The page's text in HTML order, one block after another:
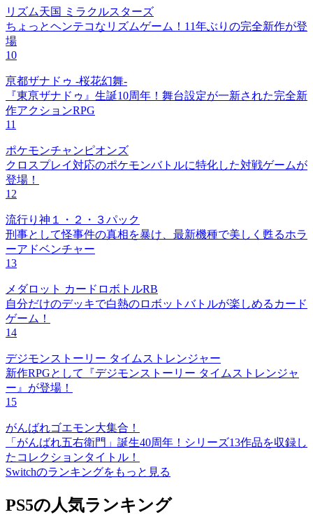
リズム天国 ミラクルスターズ
ちょっとヘンテコなリズムゲーム！11年ぶりの完全新作が登
場
10
亰都ザナドゥ -桜花幻舞-
『東亰ザナドゥ』生誕10周年！舞台設定が一新された完全新
作アクションRPG
11
ポケモンチャンピオンズ
クロスプレイ対応のポケモンバトルに特化した対戦ゲームが
登場！
12
流行り神１・２・３パック
刑事として怪事件の真相を暴け、最新機種で美しく甦るホラ
ーアドベンチャー
13
メダロット カードロボトルRB
自分だけのデッキで白熱のロボットバトルが楽しめるカード
ゲーム！
14
デジモンストーリー タイムストレンジャー
新作RPGとして『デジモンストーリー タイムストレンジャ
ー』が登場！
15
がんばれゴエモン大集合！
「がんばれ五右衛門」誕生40周年！シリーズ13作品を収録し
たコレクションタイトル！
Switchのランキングをもっと見る
PS5の人気ランキング